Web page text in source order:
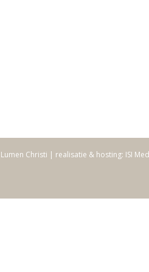
Christi | realisatie & hosting: ISI